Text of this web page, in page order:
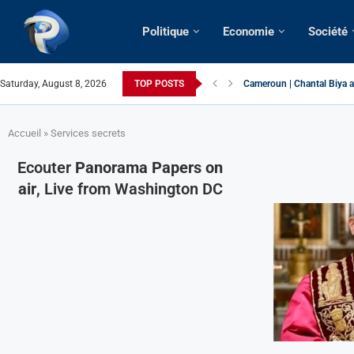
Politique Economie Société
Saturday, August 8, 2026 TOP POSTS Succession présidentielle
Accueil » Services secrets
Ecouter Panorama Papers on
air, Live from Washington DC